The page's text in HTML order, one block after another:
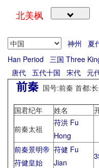
北美枫
神州 夏
Han Period
三国 Three
唐代 五代十国 宋代 元
前秦国号:前秦 首都:
国君纪年 姓名
前秦太祖
苻洪 Fu
Hong
前秦景明帝
苻健皇始
苻健 Fu
Jian